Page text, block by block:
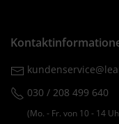
030 / 208 499 640
(Mo. ‐ Fr. von 10 ‐ 14